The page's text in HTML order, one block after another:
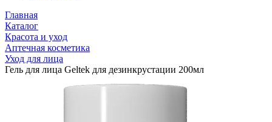
Главная
Каталог
Красота и уход
Аптечная косметика
Уход для лица
Гель для лица Geltek для дезинкрустации 200мл